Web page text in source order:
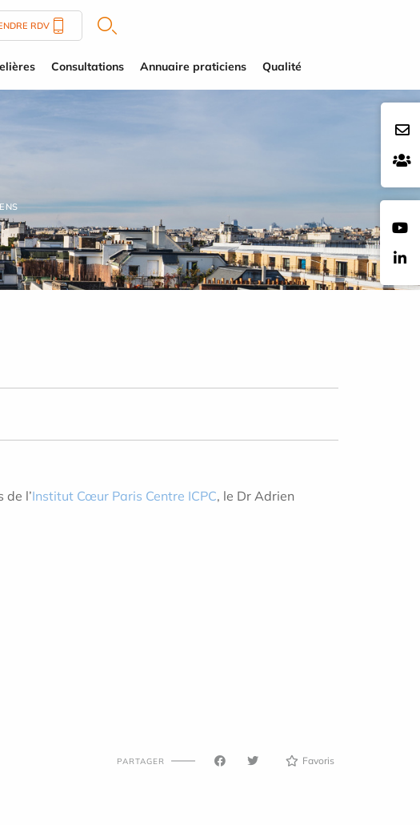
RDV
Consultations Annuaire praticiens Qualité
l’Institut Cœur Paris Centre ICPC, le Dr Adrien
PARTAGER Favoris